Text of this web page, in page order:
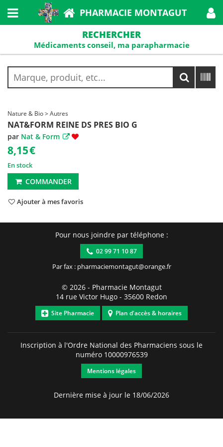
PHARMACIE MONTAGUT
RECHERCHER
Médicaments conseil, ma parapharmacie
Nature & Bio > Autres
NAT&FORM REINE DS PRES BIO G
par Nat & Form
8,15€
En stock
COMMANDER
Ajouter à mes favoris
Pour nous joindre par téléphone :
02 99 71 10 87
Par fax : pharmaciemontagut@orange.fr
© 2026 - Pharmacie Montagut
14 rue Victor Hugo - 35600 Redon
Site Pharmacie Plan d'accès & horaires
Inscription à l'Ordre National des Pharmaciens sous le
numéro 10000976539
Mentions légales
Dernière mise à jour le 18/06/2026